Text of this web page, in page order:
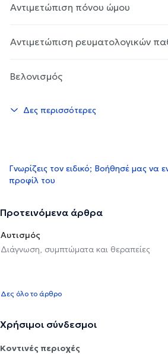
Αντιμετώπιση πόνου ώμου
Αντιμετώπιση ρευματολογικών
Βελονισμός
Δες περισσότερες
Γνωρίζεις τον ειδικό; Βοήθησέ μας να
προφίλ του
Προτεινόμενα άρθρα
Αυτισμός
Διάγνωση, συμπτώματα και θεραπείες
Δες όλο το άρθρο
Χρήσιμοι σύνδεσμοι
Κοντινές περιοχές